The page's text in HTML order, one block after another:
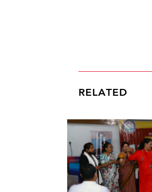
RELATED